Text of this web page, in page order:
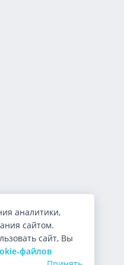
аналитики,
сайтом.
сайт, Вы
файлов